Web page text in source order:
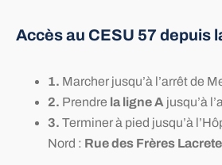
Accès au CESU 57 depuis
1. Marcher jusqu’à l’arrêt de
2. Prendre la ligne A jusqu’à
3. Terminer à pied jusqu’à
Nord : Rue des Frères